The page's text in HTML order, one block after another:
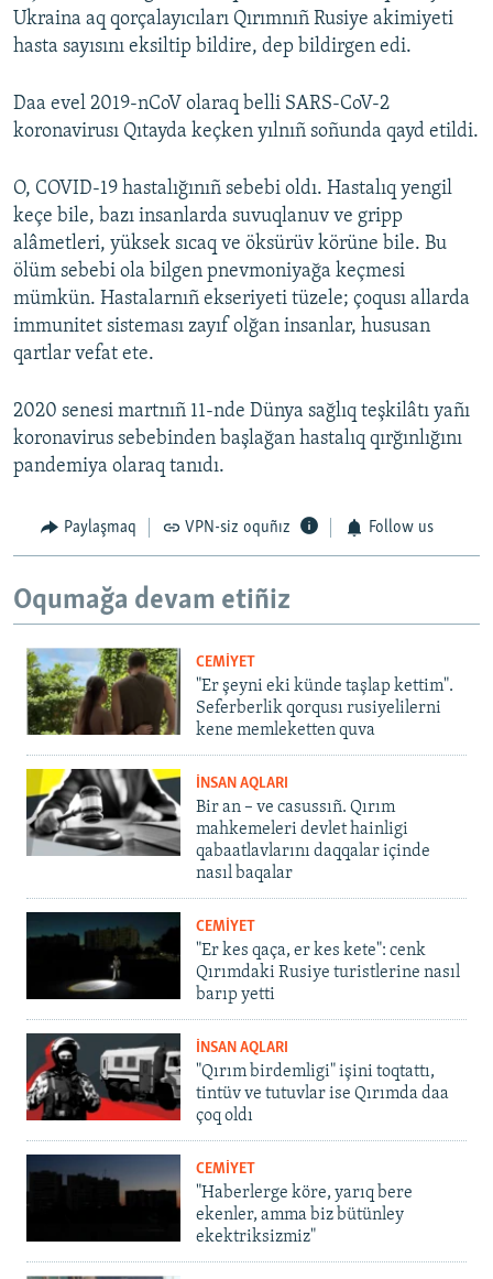
Ukraina aq qorçalayıcıları Qırımnıñ Rusiye akimiyeti
hasta sayısını eksiltip bildire, dep bildirgen edi.
Daa evel 2019-nCoV olaraq belli SARS-CoV-2
koronavirusı Qıtayda keçken yılnıñ soñunda qayd etildi.
O, COVID-19 hastalığınıñ sebebi oldı. Hastalıq yengil
keçe bile, bazı insanlarda suvuqlanuv ve gripp
alâmetleri, yüksek sıcaq ve öksürüv körüne bile. Bu
ölüm sebebi ola bilgen pnevmoniyağa keçmesi
mümkün. Hastalarnıñ ekseriyeti tüzele; çoqusı allarda
immunitet sisteması zayıf olğan insanlar, hususan
qartlar vefat ete.
2020 senesi martnıñ 11-nde Dünya sağlıq teşkilâtı yañı
koronavirus sebebinden başlağan hastalıq qırğınlığını
pandemiya olaraq tanıdı.
Paylaşmaq VPN-siz oquñız Follow us
Oqumağa devam etiñiz
CEMİYET
"Er şeyni eki künde taşlap kettim".
Seferberlik qorqusı rusiyelilerni
kene memleketten quva
İNSAN AQLARI
Bir an – ve casussıñ. Qırım
mahkemeleri devlet hainligi
qabaatlavlarını daqqalar içinde
nasıl baqalar
CEMİYET
"Er kes qaça, er kes kete": cenk
Qırımdaki Rusiye turistlerine nasıl
barıp yetti
İNSAN AQLARI
"Qırım birdemligi" işini toqtattı,
tintüv ve tutuvlar ise Qırımda daa
çoq oldı
CEMİYET
"Haberlerge köre, yarıq bere
ekenler, amma biz bütünley
ekektriksizmiz"